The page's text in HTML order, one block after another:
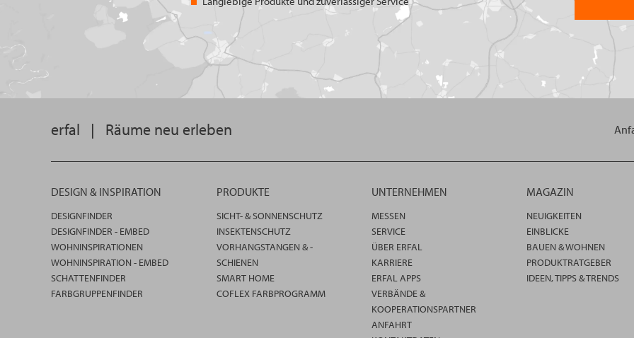
erfal | Räume neu erleben
DESIGN & INSPIRATION
DESIGNFINDER
DESIGNFINDER - EMBED
WOHNINSPIRATIONEN
WOHNINSPIRATION - EMBED
SCHATTENFINDER
FARBGRUPPENFINDER
PRODUKTE
SICHT- & SONNENSCHUTZ
INSEKTENSCHUTZ
VORHANGSTANGEN & -
SCHIENEN
SMART HOME
COFLEX FARBPROGRAMM
UNTERNEHMEN
MESSEN
SERVICE
ÜBER ERFAL
KARRIERE
ERFAL APPS
VERBÄNDE &
KOOPERATIONSPARTNER
ANFAHRT
MAGAZIN
NEUIGKEITEN
EINBLICKE
BAUEN & WOHNEN
PRODUKTRATGEBER
IDEEN, TIPPS & TRENDS